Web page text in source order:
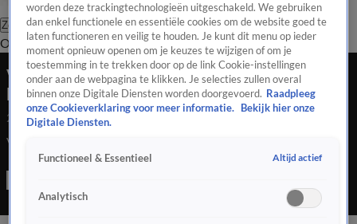
Zoeken
OverzichtRegioUitzendingenWeerTip de redactiePanelVideo's
Verkeerschaos omdat boeren snelweg A1
blokkeren
27 juli 2020, 09:02
Verkeerschaos omdat boeren snelweg A1 blokkeren
worden deze trackingtechnologieën uitgeschakeld. We gebruiken
dan enkel functionele en essentiële cookies om de website goed te
laten functioneren en veilig te houden. Je kunt dit menu op ieder
moment opnieuw openen om je keuzes te wijzigen of om je
toestemming in te trekken door op de link Cookie-instellingen
onder aan de webpagina te klikken. Je selecties zullen overal
binnen onze Digitale Diensten worden doorgevoerd. Raadpleeg
onze Cookieverklaring voor meer informatie.
Bekijk hier onze
Digitale Diensten.
Functioneel & Essentieel Altijd actief
Analytisch